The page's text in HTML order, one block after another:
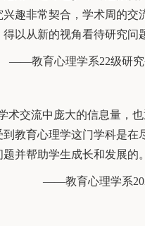
兴趣非常契合，学术周的交
得以从新的视角看待研究问
——教育心理学系22级研究
术交流中庞大的信息量，
到教育心理学这门学科是在
题并帮助学生成长和发展的
——教育心理学系